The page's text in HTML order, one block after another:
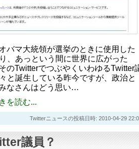
バマ大統領が選挙のときに使用した
、あっという間に世界に広がった
のTwitterでつぶやくいわゆるTwitter
と誕生している昨今ですが、政治と
なさんはどう思い…
を読む...
Twitterニュースの投稿日時: 2010-04-29
議員？